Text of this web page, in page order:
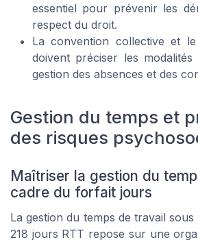
essentiel pour prévenir les
respect du droit.
La convention collective et
doivent préciser les
gestion des absences et des
Gestion du temps et
des risques
Maîtriser la gestion du
cadre du forfait jours
La gestion du temps de travail
218 jours RTT repose sur une